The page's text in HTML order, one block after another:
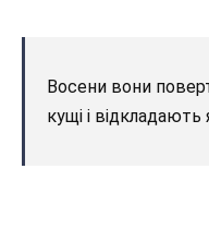
Восени вони
кущі і відкладають